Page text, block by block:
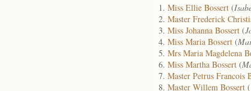
Miss Ellie Bossert (
Master Frederick
Miss Johanna Bossert (
Miss Maria Bossert (
Mrs Maria Magdelena
Miss Martha Bossert (
Master Petrus Francois
Master Willem Bossert (